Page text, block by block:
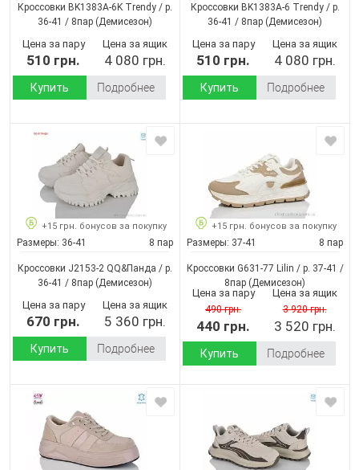
Кроссовки BK1383A-6K Trendy / p.
36-41 / 8пар (Демисезон)
Цена за пару
510 грн.
Цена за ящик
4 080 грн.
Купить Подробнее
Кроссовки BK1383A-6 Trendy / p.
36-41 / 8пар (Демисезон)
Цена за пару
510 грн.
Цена за ящик
4 080 грн.
Купить Подробнее
+15 грн. бонусов за покупку
Размеры: 36-41 8 пар
Кроссовки J2153-2 QQ&Панда / p.
36-41 / 8пар (Демисезон)
Цена за пару
670 грн.
Цена за ящик
5 360 грн.
Купить Подробнее
+15 грн. бонусов за покупку
Размеры: 37-41 8 пар
Кроссовки G631-77 Lilin / p. 37-41 /
8пар (Демисезон)
Цена за пару
490 грн.
440 грн.
Цена за ящик
3 920 грн.
3 520 грн.
Купить Подробнее